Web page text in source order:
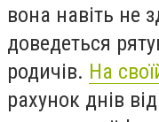
вона навіть не
доведеться
родичів. На
рахунок днів